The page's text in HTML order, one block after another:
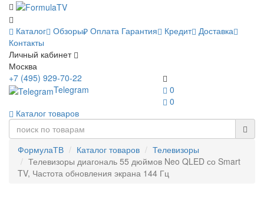
Каталог Обзоры Оплата Гарантия Кредит Доставка
Контакты
Личный кабинет
Москва
0
0
+7 (495) 929-70-22
Telegram
Каталог товаров
ФормулаТВ Каталог товаров
Телевизоры
Телевизоры диагональ 55 дюймов Neo QLED со Smart
TV, Частота обновления экрана 144 Гц